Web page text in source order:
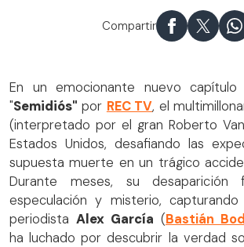
Compartir
En un emocionante nuevo
"Semidiós" por REC TV, el
(interpretado por el gran Roberto
Estados Unidos, desafiando las
supuesta muerte en un trágico
Durante meses, su
especulación y misterio,
periodista Alex García (Bastián
ha luchado por descubrir la verdad